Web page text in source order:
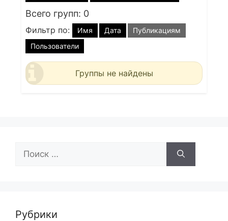
Всего групп: 0
Фильтр по: Имя Дата
Публикациям
Пользователи
Группы не найдены
Рубрики